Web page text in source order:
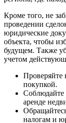
Кроме того, не
проведении
юридические
объекта, чтобы
будущем. Также
учетом
Проверяйте
покупкой.
Соблюдайте
аренде
налогам и